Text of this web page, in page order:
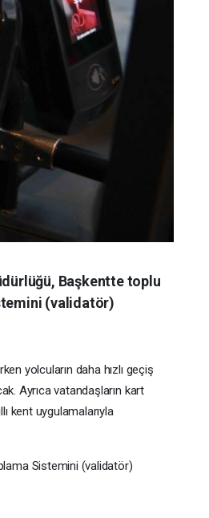
Başkentte toplu
(validatör)
yolcuların daha hızlı geçiş
Ayrıca vatandaşların kart
kent uygulamalarıyla
Sistemini (validatör)